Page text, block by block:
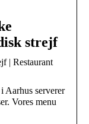
strejf
| Restaurant
Aarhus serverer
Vores menu